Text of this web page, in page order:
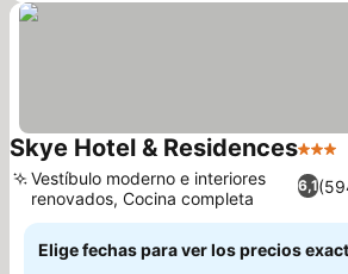
Skye Hotel & Residences3
6,1
Vestíbulo moderno e interiores
renovados, Cocina completa
Elige fechas para ver los precios